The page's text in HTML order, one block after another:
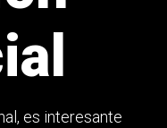
es interesante